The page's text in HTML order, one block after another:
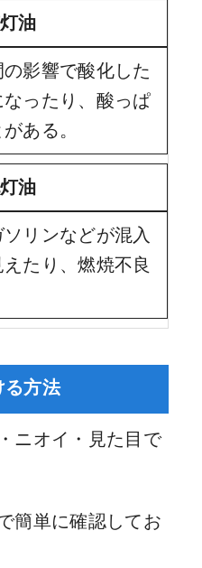
油
影響で酸化した
ったり、酸っぱ
ある。
油
リンなどが混入
たり、燃焼不良
る方法
ニオイ・見た目で
簡単に確認してお